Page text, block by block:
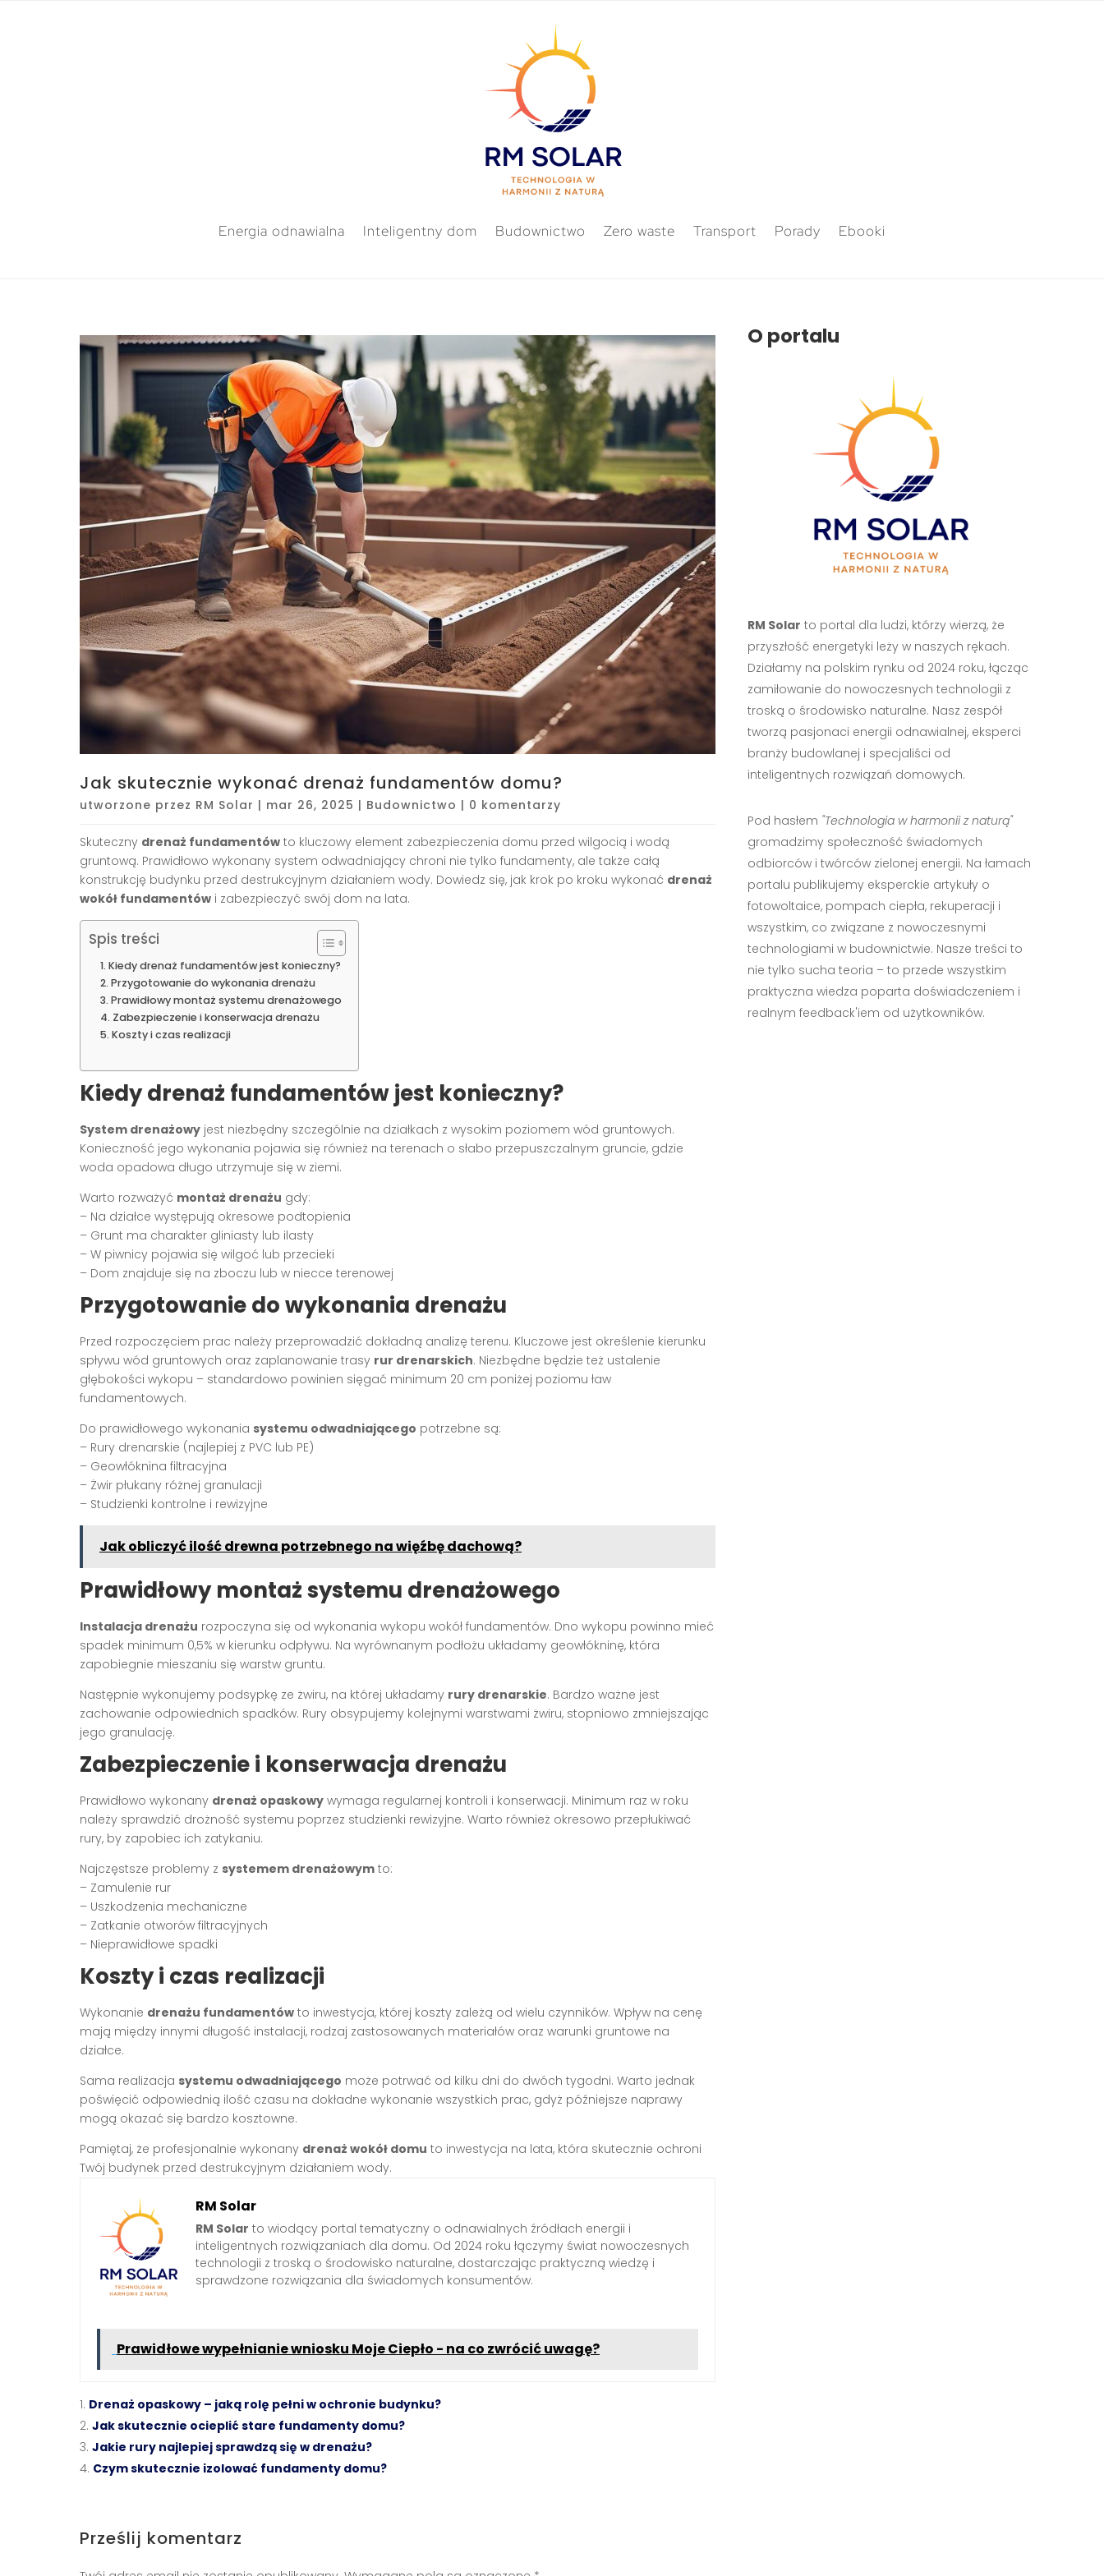
Energia odnawialna Inteligentny dom Budownictwo Zero waste Transport Porady Ebooki
Jak skutecznie wykonać drenaż fundamentów domu?
utworzone przez RM Solar | mar 26, 2025 | Budownictwo | 0 komentarzy
Skuteczny drenaż fundamentów to kluczowy element zabezpieczenia domu przed wilgocią i wodą
gruntową. Prawidłowo wykonany system odwadniający chroni nie tylko fundamenty, ale także całą
konstrukcję budynku przed destrukcyjnym działaniem wody. Dowiedz się, jak krok po kroku wykonać drenaż
wokół fundamentów i zabezpieczyć swój dom na lata.
Spis treści
Kiedy drenaż fundamentów jest konieczny?
Przygotowanie do wykonania drenażu
Prawidłowy montaż systemu drenażowego
Zabezpieczenie i konserwacja drenażu
Koszty i czas realizacji
Kiedy drenaż fundamentów jest konieczny?
System drenażowy jest niezbędny szczególnie na działkach z wysokim poziomem wód gruntowych.
Konieczność jego wykonania pojawia się również na terenach o słabo przepuszczalnym gruncie, gdzie
woda opadowa długo utrzymuje się w ziemi.
Warto rozważyć montaż drenażu gdy:
– Na działce występują okresowe podtopienia
– Grunt ma charakter gliniasty lub ilasty
– W piwnicy pojawia się wilgoć lub przecieki
– Dom znajduje się na zboczu lub w niecce terenowej
Przygotowanie do wykonania drenażu
Przed rozpoczęciem prac należy przeprowadzić dokładną analizę terenu. Kluczowe jest określenie kierunku
spływu wód gruntowych oraz zaplanowanie trasy rur drenarskich. Niezbędne będzie też ustalenie
głębokości wykopu – standardowo powinien sięgać minimum 20 cm poniżej poziomu ław
fundamentowych.
Do prawidłowego wykonania systemu odwadniającego potrzebne są:
– Rury drenarskie (najlepiej z PVC lub PE)
– Geowłóknina filtracyjna
– Żwir płukany różnej granulacji
– Studzienki kontrolne i rewizyjne
Jak obliczyć ilość drewna potrzebnego na więźbę dachową?
Prawidłowy montaż systemu drenażowego
Instalacja drenażu rozpoczyna się od wykonania wykopu wokół fundamentów. Dno wykopu powinno mieć
spadek minimum 0,5% w kierunku odpływu. Na wyrównanym podłożu układamy geowłókninę, która
zapobiegnie mieszaniu się warstw gruntu.
Następnie wykonujemy podsypkę ze żwiru, na której układamy rury drenarskie. Bardzo ważne jest
zachowanie odpowiednich spadków. Rury obsypujemy kolejnymi warstwami żwiru, stopniowo zmniejszając
jego granulację.
Zabezpieczenie i konserwacja drenażu
Prawidłowo wykonany drenaż opaskowy wymaga regularnej kontroli i konserwacji. Minimum raz w roku
należy sprawdzić drożność systemu poprzez studzienki rewizyjne. Warto również okresowo przepłukiwać
rury, by zapobiec ich zatykaniu.
Najczęstsze problemy z systemem drenażowym to:
– Zamulenie rur
– Uszkodzenia mechaniczne
– Zatkanie otworów filtracyjnych
– Nieprawidłowe spadki
Koszty i czas realizacji
Wykonanie drenażu fundamentów to inwestycja, której koszty zależą od wielu czynników. Wpływ na cenę
mają między innymi długość instalacji, rodzaj zastosowanych materiałów oraz warunki gruntowe na
działce.
Sama realizacja systemu odwadniającego może potrwać od kilku dni do dwóch tygodni. Warto jednak
poświęcić odpowiednią ilość czasu na dokładne wykonanie wszystkich prac, gdyż późniejsze naprawy
mogą okazać się bardzo kosztowne.
Pamiętaj, że profesjonalnie wykonany drenaż wokół domu to inwestycja na lata, która skutecznie ochroni
Twój budynek przed destrukcyjnym działaniem wody.
RM Solar
RM Solar to wiodący portal tematyczny o odnawialnych źródłach energii i
inteligentnych rozwiązaniach dla domu. Od 2024 roku łączymy świat nowoczesnych
technologii z troską o środowisko naturalne, dostarczając praktyczną wiedzę i
sprawdzone rozwiązania dla świadomych konsumentów.
Prawidłowe wypełnianie wniosku Moje Ciepło - na co zwrócić uwagę?
Drenaż opaskowy – jaką rolę pełni w ochronie budynku?
Jak skutecznie ocieplić stare fundamenty domu?
Jakie rury najlepiej sprawdzą się w drenażu?
Czym skutecznie izolować fundamenty domu?
Prześlij komentarz
O portalu
RM Solar to portal dla ludzi, którzy wierzą, że
przyszłość energetyki leży w naszych rękach.
Działamy na polskim rynku od 2024 roku, łącząc
zamiłowanie do nowoczesnych technologii z
troską o środowisko naturalne. Nasz zespół
tworzą pasjonaci energii odnawialnej, eksperci
branży budowlanej i specjaliści od
inteligentnych rozwiązań domowych.
Pod hasłem "Technologia w harmonii z naturą"
gromadzimy społeczność świadomych
odbiorców i twórców zielonej energii. Na łamach
portalu publikujemy eksperckie artykuły o
fotowoltaice, pompach ciepła, rekuperacji i
wszystkim, co związane z nowoczesnymi
technologiami w budownictwie. Nasze treści to
nie tylko sucha teoria – to przede wszystkim
praktyczna wiedza poparta doświadczeniem i
realnym feedback'iem od użytkowników.